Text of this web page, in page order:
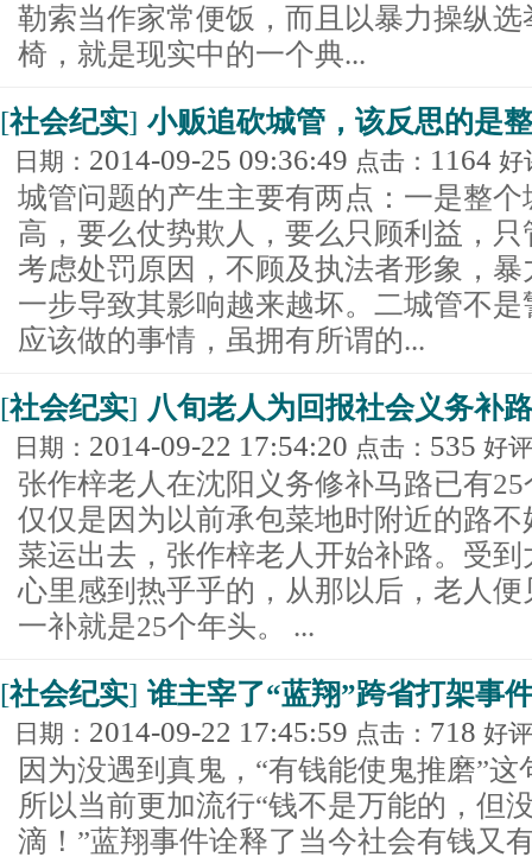
勒索当作家常便饭，而且以暴力操纵
椅，就是现实中的一个典...
[社会纪实] 小贩追砍城管，该反思的是
日期： 2014-09-25 09:36:49 点击： 1164 好
城管问题的产生主要有两点：一是整
高，要么仗势欺人，要么只顾利益，
考虑处罚原因，不顾及执法者形象，
一步导致其影响越来越坏。二城管不
应该做的事情，虽拥有所谓的...
[社会纪实] 八旬老人为回报社会义务补
日期： 2014-09-22 17:54:20 点击： 535 好
张作梓老人在沈阳义务修补马路已有
仅仅是因为以前承包菜地时附近的路
菜运出去，张作梓老人开始补路。受
心里感到热乎乎的，从那以后，老人
一补就是25个年头。 ...
[社会纪实] 谁主宰了“蓝翔”跨省打架事
日期： 2014-09-22 17:45:59 点击： 718 好
因为没遇到真鬼，“有钱能使鬼推磨”
所以当前更加流行“钱不是万能的，但
滴！”蓝翔事件诠释了当今社会有钱又